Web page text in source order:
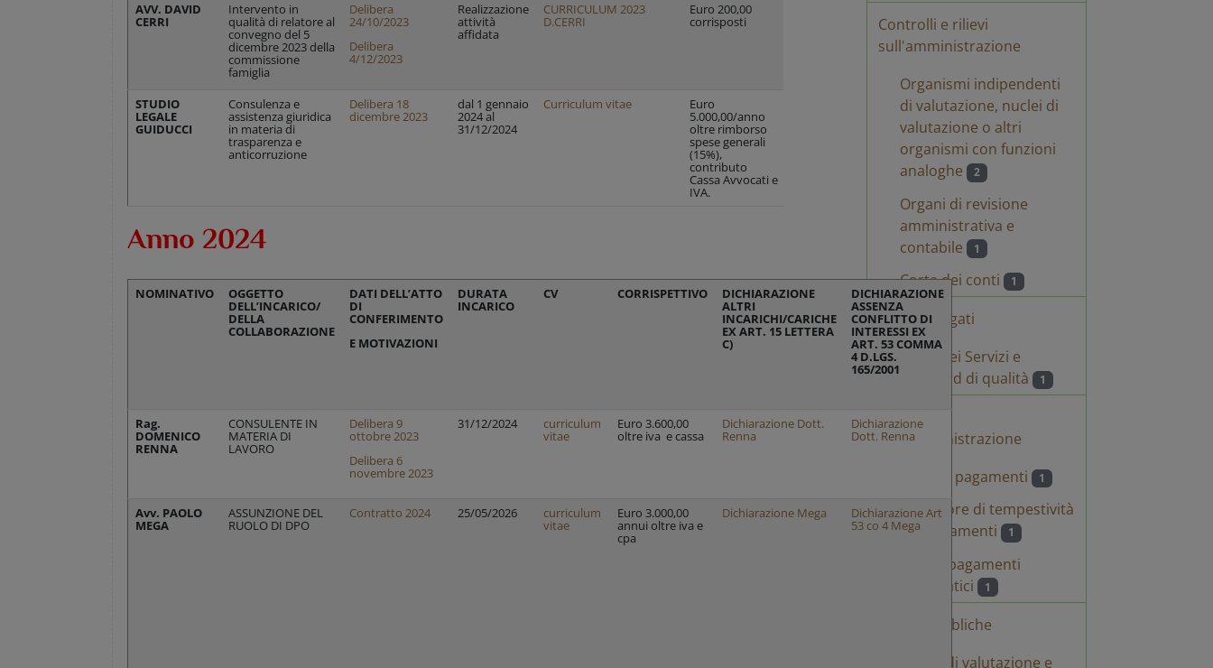
AVV. DAVID
CERRI
Intervento in
qualità di relatore al
convegno del 5
dicembre 2023 della
commissione
famiglia
Delibera
24/10/2023
Delibera
4/12/2023
Realizzazione
attività
affidata
CURRICULUM 2023
D.CERRI
Euro 200,00
corrisposti dell’art. 15_signed consenso
conflitto di
interesse_signed
STUDIO
LEGALE
GUIDUCCI
Consulenza e
assistenza giuridica
in materia di
trasparenza e
anticorruzione
Delibera 18
dicembre 2023
dal 1 gennaio
2024 al
31/12/2024
Curriculum vitae Euro
5.000,00/anno
oltre rimborso
spese generali
(15%),
contributo
Cassa Avvocati e
IVA.
Dichiarazione
Guiducci
Anno 2024
NOMINATIVO OGGETTO
DELL’INCARICO/
DELLA
COLLABORAZIONE
DATI DELL’ATTO
DI
CONFERIMENTO
E MOTIVAZIONI
DURATA
INCARICO
CV CORRISPETTIVO DICHIARAZIONE
ALTRI
INCARICHI/CARICHE
EX ART. 15 LETTERA
C)
DICHIARAZIONE
ASSENZA
CONFLITTO DI
INTERESSI EX
ART. 53 COMMA
4 D.LGS.
165/2001
Rag.
DOMENICO
RENNA
CONSULENTE IN
MATERIA DI
LAVORO
Delibera 9
ottobre 2023
Delibera 6
novembre 2023
31/12/2024 curriculum
vitae
Euro 3.600,00
oltre iva e cassa
Dichiarazione Dott.
Renna
Dichiarazione
Dott. Renna
Avv. PAOLO
MEGA
ASSUNZIONE DEL
RUOLO DI DPO
Contratto 2024 25/05/2026 curriculum
vitae
Euro 3.000,00
annui oltre iva e
cpa
Dichiarazione Mega Dichiarazione Art
53 co 4 Mega
Controlli e rilievi
sull'amministrazione
Organismi indipendenti
di valutazione, nuclei di
valutazione o altri
organismi con funzioni
analoghe
2
Organi di revisione
amministrativa e
contabile
1
Corte dei conti 1
Servizi erogati
Carta dei Servizi e
standard di qualità
1
Pagamenti
dell'amministrazione
Dati sui pagamenti
1
Indicatore di tempestività
dei pagamenti
1
IBAN e pagamenti
informatici
1
Opere pubbliche
Nuclei di valutazione e